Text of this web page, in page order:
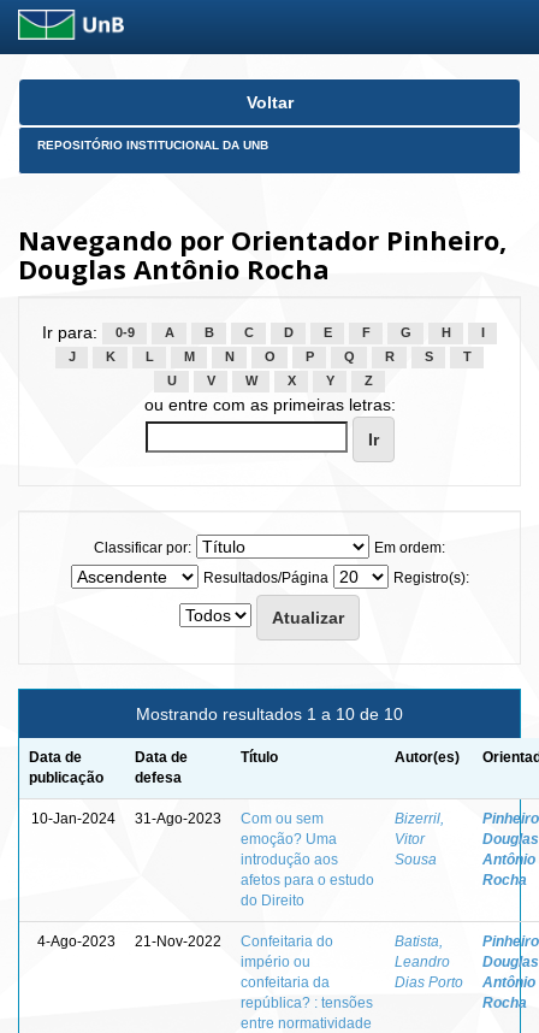
Skip
Voltar
REPOSITÓRIO INSTITUCIONAL DA UNB
Navegando por Orientador Pinheiro,
Douglas Antônio Rocha
Ir para: 0-9 A B C D E F G H
J
K L M N O P Q R S
T
U
V W X Y Z
ou entre com as primeiras letras:
Classificar por:
Em ordem:
Resultados/Página
Registro(s):
Mostrando resultados 1 a 10 de 10
Data de
publicação
Data de
defesa
Título Autor(es)
10-Jan-2024 31-Ago-2023
Com ou sem
emoção? Uma
introdução aos
afetos para o estudo
do Direito
Bizerril,
Vitor
Sousa
Douglas
Antônio
Rocha
4-Ago-2023 21-Nov-2022
Confeitaria do
império ou
confeitaria da
república? : tensões
entre normatividade
Batista,
Leandro
Dias Porto
Douglas
Antônio
Rocha